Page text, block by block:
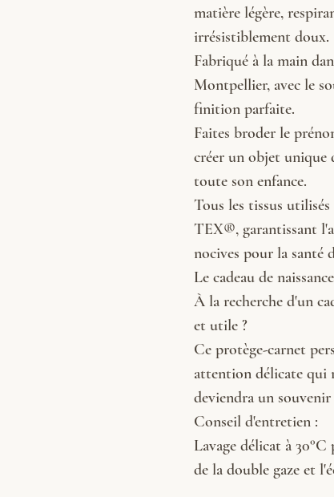
matière légère,
irrésistiblement doux.
Fabriqué à la main
Montpellier, avec le
finition parfaite.
Faites broder le
créer un objet unique
toute son enfance.
Tous les tissus
TEX®, garantissant
nocives pour la
Le cadeau de
À la recherche d'un
et utile ?
Ce protège-carnet
attention délicate qui
deviendra un
Conseil d'entretien :
Lavage délicat à
de la double gaze et